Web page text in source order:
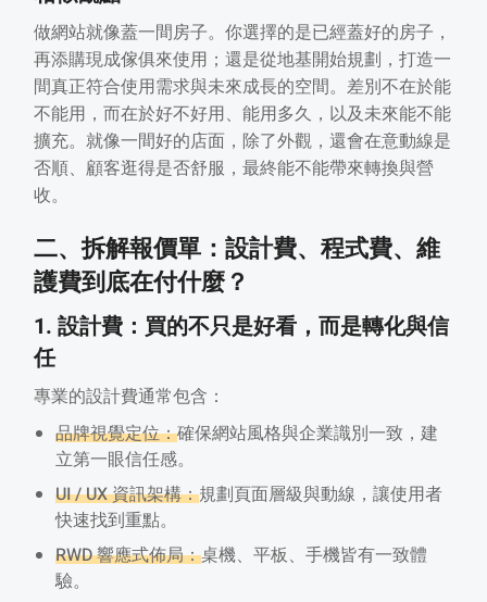
做網站就像蓋一間房子。你選擇的是已經蓋好的房子，
再添購現成傢俱來使用；還是從地基開始規劃，打造一
間真正符合使用需求與未來成長的空間。差別不在於能
不能用，而在於好不好用、能用多久，以及未來能不能
擴充。就像一間好的店面，除了外觀，還會在意動線是
否順、顧客逛得是否舒服，最終能不能帶來轉換與營
收。
二、拆解報價單：設計費、程式費、維
護費到底在付什麼？
1. 設計費：買的不只是好看，而是轉化與信
任
專業的設計費通常包含：
品牌視覺定位：確保網站風格與企業識別一致，建
立第一眼信任感。
UI / UX 資訊架構：規劃頁面層級與動線，讓使用者
快速找到重點。
RWD 響應式佈局：桌機、平板、手機皆有一致體
驗。